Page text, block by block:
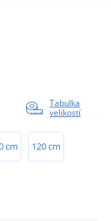
Tabulka
velikostí
cm 120 cm